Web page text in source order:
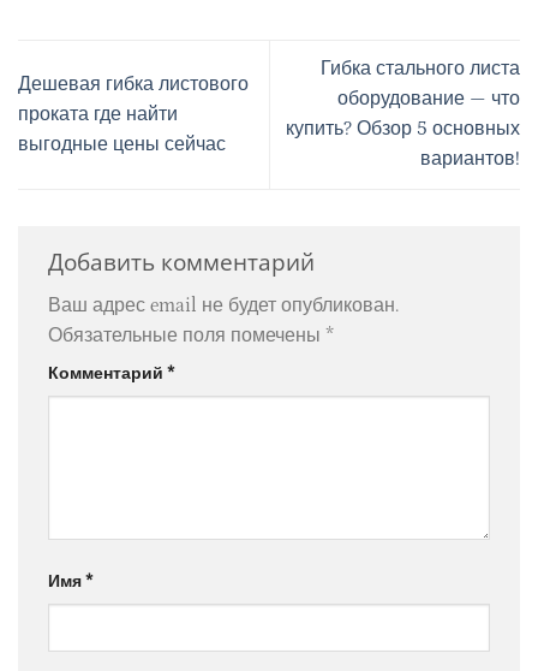
Дешевая гибка листового
проката где найти
выгодные цены сейчас
Гибка стального листа
оборудование — что
купить? Обзор 5 основных
вариантов!
Добавить комментарий
Ваш адрес email не будет опубликован.
Обязательные поля помечены *
Комментарий *
Имя*